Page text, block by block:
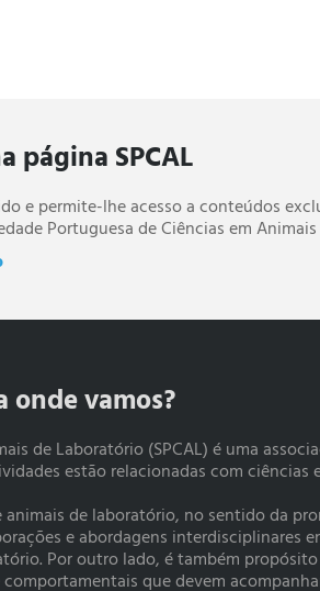
página SPCAL
e permite-lhe acesso a conteúdos
Portuguesa de Ciências em
onde vamos?
de Laboratório (SPCAL) é uma
estão relacionadas com ciências
de laboratório, no sentido da
e abordagens interdisciplinares
Por outro lado, é também
que devem